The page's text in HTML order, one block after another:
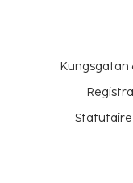
Kungsgatan
Statutaire